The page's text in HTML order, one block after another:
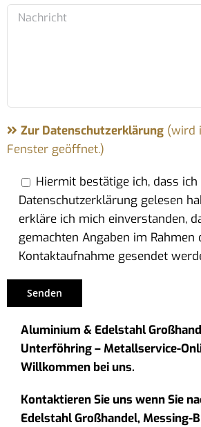
Zur Datenschutzerklärung(wird
Fenster geöffnet.)
Hiermit bestätige ich, dass ich
Datenschutzerklärung gelesen
erkläre ich mich einverstanden,
gemachten Angaben im Rahmen
Kontaktaufnahme gesendet
Aluminium & Edelstahl
Unterföhring – Metallservice-
Willkommen bei uns.
Kontaktieren Sie uns wenn Sie
Edelstahl Großhandel, Messing-